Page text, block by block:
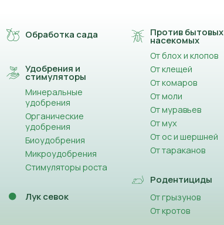
Обработка сада
Удобрения и
стимуляторы
Минеральные
удобрения
Органические
удобрения
Биоудобрения
Микроудобрения
Стимуляторы роста
Лук севок
Против бытовых
насекомых
От блох и клопов
От клещей
От комаров
От моли
От муравьев
От мух
От ос и шершней
От тараканов
Родентициды
От грызунов
От кротов